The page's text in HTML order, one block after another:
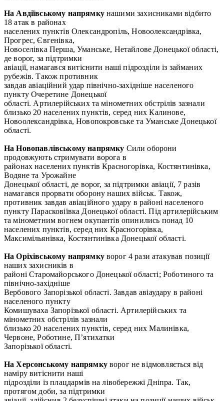
На Авдіївському напрямкунашими захисниками відбито
18 атак в районах
населених пунктів Олександропіль, Новоолександрівка,
Прогрес, Євгенівка,
Новоселівка Перша, Уманське, Нетайлове Донецької області,
де ворог, за підтримки
авіації, намагався витіснити наші підрозділи із займаних
рубежів. Також противник
завдав авіаційний удар північно-західніше населеного
пункту Очеретине Донецької
області. Артилерійських та мінометних обстрілів зазнали
близько 20 населених пунктів, серед них Калинове,
Новоолександрівка, Новопокровське та Уманське Донецької
області.
На Новопавлівському напрямку Сили оборони
продовжують стримувати ворога в
районах населених пунктів Красногорівка, Костянтинівка,
Водяне та Урожайне
Донецької області, де ворог, за підтримки авіації, 7 разів
намагався прорвати оборону наших військ. Також,
противник завдав авіаційного удару в районі населеного
пункту Парасковіївка Донецької області. Під артилерійським
та мінометним вогнем окупантів опинились понад 10
населених пунктів, серед них Красногорівка,
Максимільянівка, Костянтинівка Донецької області.
На Оріхівському напрямкуворог 4 рази атакував позиції
наших захисників в
районі Старомайорського Донецької області; Роботиного та
північно-західніше
Вербового Запорізької області. Завдав авіаудару в районі
населеного пункту
Комишуваха Запорізької області. Артилерійських та
мінометних обстрілів зазнали
близько 20 населених пунктів, серед них Малинівка,
Червоне, Роботине, П’ятихатки
Запорізької області.
На Херсонському напрямкуворог не відмовляється від
наміру витіснити наші
підрозділи із плацдармів на лівобережжі Дніпра. Так,
протягом доби, за підтримки